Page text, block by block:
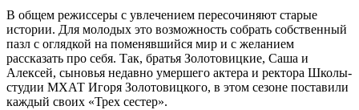
В общем режиссеры с увлечением пересочиняют старые
истории. Для молодых это возможность собрать собственный
пазл с оглядкой на поменявшийся мир и с желанием
рассказать про себя. Так, братья Золотовицкие, Саша и
Алексей, сыновья недавно умершего актера и ректора Школы-
студии МХАТ Игоря Золотовицкого, в этом сезоне поставили
каждый своих «Трех сестер».